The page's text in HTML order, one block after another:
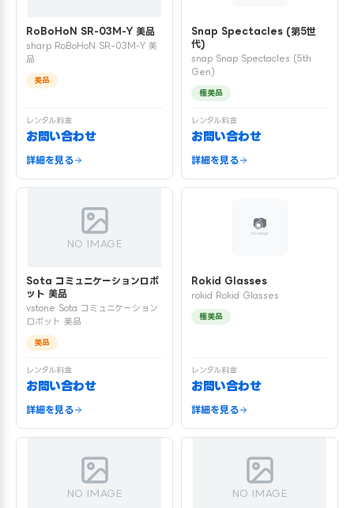
RoBoHoN SR-03M-Y 美品
sharp RoBoHoN SR-03M-Y 美
品
美品
レンタル料金
お問い合わせ
詳細を見る
Snap Spectacles (第5世
代)
snap Snap Spectacles (5th
Gen)
極美品
レンタル料金
お問い合わせ
詳細を見る
NO IMAGE
Sota コミュニケーションロボ
ット 美品
vstone Sota コミュニケーション
ロボット 美品
美品
レンタル料金
お問い合わせ
詳細を見る
Rokid Glasses
rokid Rokid Glasses
極美品
レンタル料金
お問い合わせ
詳細を見る
NO IMAGE NO IMAGE